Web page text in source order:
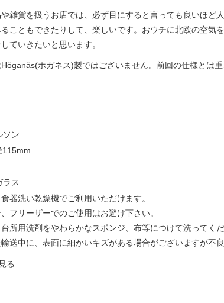
雑貨を扱うお店では、必ず目にすると言っても良いほど
こともできたりして、楽しいです。おウチに北欧の空気
ていきたいと思います。
ホガネス)製ではございません。前回の仕様とは
ソン
115mm
ラス
器洗い乾燥機でご利用いただけます。
フリーザーでのご使用はお避け下さい。
所用洗剤をやわらかなスポンジ、布等につけて洗ってくだ
送中に、表面に細かいキズがある場合がございますが不
る